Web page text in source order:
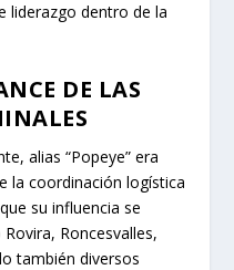
liderazgo dentro de la
DE LAS
alias “Popeye” era
la coordinación logística
su influencia se
Roncesvalles,
también diversos